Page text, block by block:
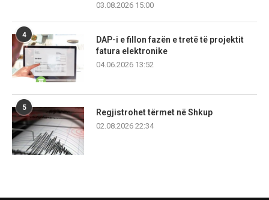
03.08.2026 15:00
4
DAP-i e fillon fazën e tretë të projektit
fatura elektronike
04.06.2026 13:52
5
Regjistrohet tërmet në Shkup
02.08.2026 22:34